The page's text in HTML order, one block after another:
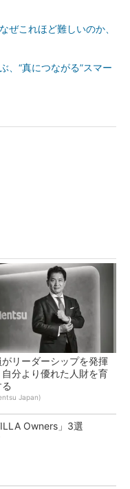
ぜこれほど難しいのか、
、“真につながる”スマー
リーダーシップを発揮
自分より優れた人財を育
Japan)
Owners」3選